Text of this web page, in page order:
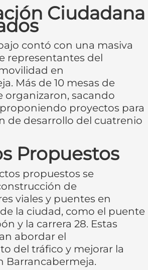
Ciudadana
contó con una masiva
representantes del
en
Más de 10 mesas de
organizaron, sacando
proyectos para
de desarrollo del cuatrenio
Propuestos
propuestos se
de
viales y puentes en
la ciudad, como el puente
y la carrera 28. Estas
abordar el
del tráfico y mejorar la
Barrancabermeja.